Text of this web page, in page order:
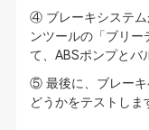
④ ブレーキシステム
ンツールの「ブリー
て、ABSポンプとバ
⑤ 最後に、ブレーキ
どうかをテストしま